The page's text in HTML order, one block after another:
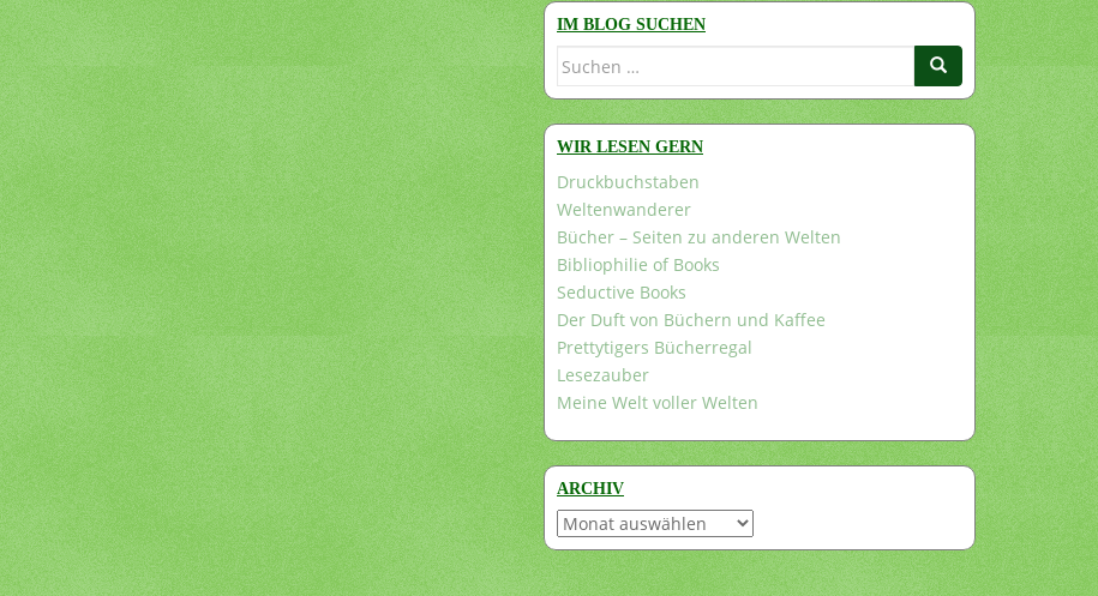
IM BLOG SUCHEN
Suchen
WIR LESEN GERN
Druckbuchstaben
Weltenwanderer
Bücher – Seiten zu anderen Welten
Bibliophilie of Books
Seductive Books
Der Duft von Büchern und Kaffee
Prettytigers Bücherregal
Lesezauber
Meine Welt voller Welten
ARCHIV
Archiv